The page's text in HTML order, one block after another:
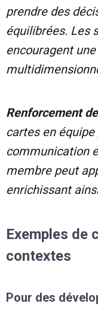
prendre des
équilibrées. Les
encouragent
Renforcement
cartes en
communication
membre peut
enrichissant
Exemples de
contextes
Pour des